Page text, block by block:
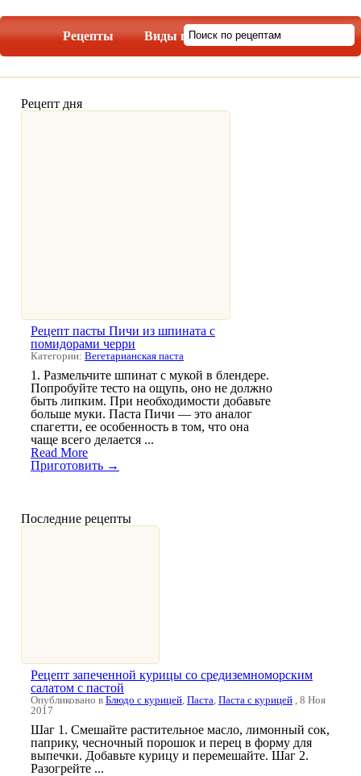
Рецепты Виды пасты
Рецепт дня
Рецепт пасты Пичи из шпината с
помидорами черри
Категории: Вегетарианская паста
1. Размельчите шпинат с мукой в блендере.
Попробуйте тесто на ощупь, оно не должно
быть липким. При необходимости добавьте
больше муки. Паста Пичи — это аналог
спагетти, ее особенность в том, что она
чаще всего делается ...
Read More
Приготовить →
Последние рецепты
Рецепт запеченной курицы со средиземноморским
салатом с пастой
Опубликовано в Блюдо с курицей, Паста, Паста с курицей , 8 Ноя
2017
Шаг 1. Смешайте растительное масло, лимонный сок,
паприку, чесночный порошок и перец в форму для
выпечки. Добавьте курицу и перемешайте. Шаг 2.
Разогрейте ...